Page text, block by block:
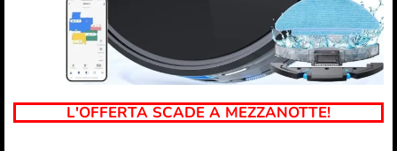
L'OFFERTA SCADE A MEZZANOTTE!